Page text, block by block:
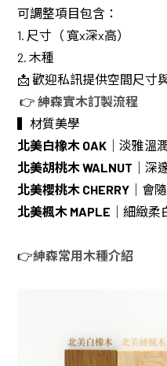
可調整項目包含：
1. 尺寸（ 寬x深x高）
2. 木種
📩 歡迎私訊提供空間尺寸
👉紳森實木訂製流程
▍材質美學
北美白橡木 OAK ｜淡雅溫
北美胡桃木 WALNUT ｜深
北美櫻桃木 CHERRY ｜會
北美楓木 MAPLE ｜細緻
👉紳森常用木種介紹